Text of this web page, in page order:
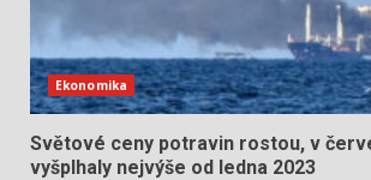
Ekonomika
Světové ceny potravin rostou, v
vyšplhaly nejvýše od ledna 2023